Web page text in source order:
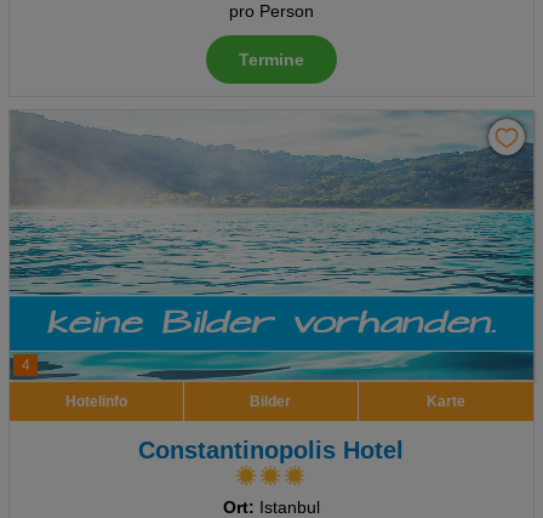
pro Person
Termine
4
Hotelinfo Bilder Karte
Constantinopolis Hotel
Ort: Istanbul